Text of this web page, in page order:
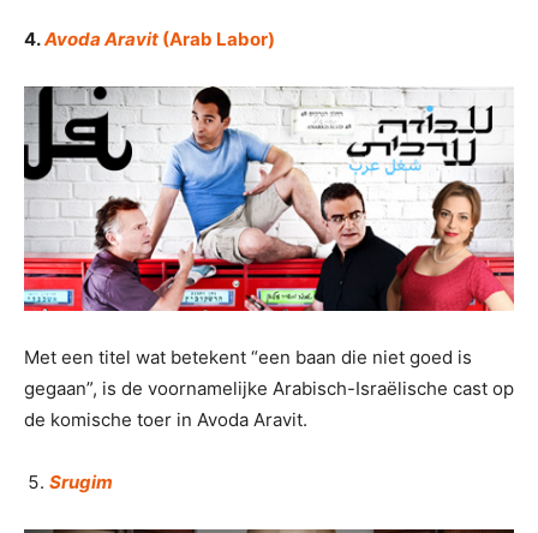
4.Avoda Aravit (Arab Labor)
Met een titel wat betekent “een baan die niet goed is
gegaan”, is de voornamelijke Arabisch-Israëlische cast op
de komische toer in Avoda Aravit.
Srugim